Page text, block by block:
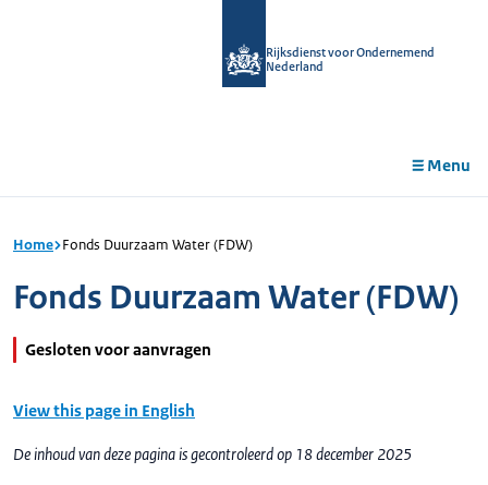
Rijksdienst voor Ondernemend
Nederland
Menu
Home Fonds Duurzaam Water (FDW)
Fonds Duurzaam Water (FDW)
Gesloten voor aanvragen
View this page in English
De inhoud van deze pagina is gecontroleerd op 18 december 2025